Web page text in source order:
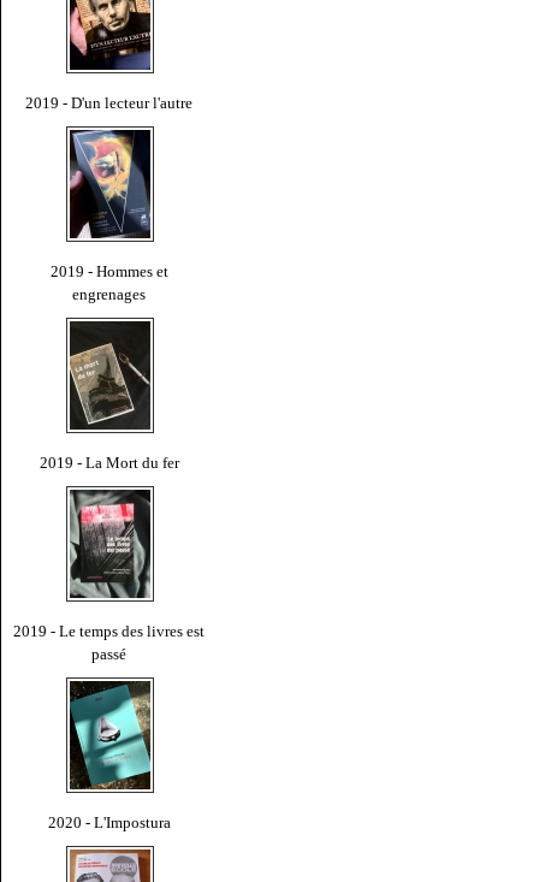
2019 - D'un lecteur l'autre
2019 - Hommes et
engrenages
2019 - La Mort du fer
2019 - Le temps des livres est
passé
2020 - L'Impostura